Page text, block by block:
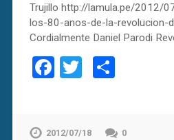
Trujillo http://lamula.pe/2012/
los-80-anos-de-la-revolucion-
Cordialmente Daniel Parodi
Facebook
Twitter
2012/07/18 0